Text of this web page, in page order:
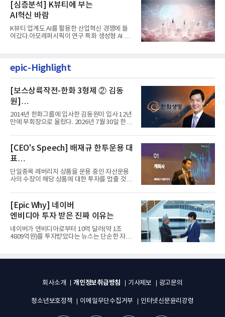
[심층분석] K뷰티에 부는
AI혁신 바람
K뷰티 업계도 AI를 활용한 산업혁신 경쟁에 들
어갔다.아모레퍼시픽이 연구 특화 생성형 AI 플
epic-Highlight
[보스상륙작전-한화 3형제 ② 김동
원]
입사 12년 만에 금융계열 수장 등극
2014년 한화그룹에 입사한 김동원이 입사 12년
만에 부회장으로 올랐다. 2026년 7월 30일 한화
[CEO's Speech] 배재규 한투운용 대
표
“개별종목 레버리지 투자 지금이라도
멈춰라”
단일종목 레버리지 상품을 운용 중인 자산운용
사의 수장이 해당 상품에 대한 투자를 멈출 것을
[Epic Why] 네이버
엔비디아 투자 받은 진짜 이유는
네이버가 엔비디아로부터 10억 달러(약 1조
4809억원)를 투자받았다는 뉴스는 단순한 자금
회사소개 개인정보취급방침 기사제보 광고문의
청소년보호정책 이메일무단수집거부 인터넷신문윤리강령